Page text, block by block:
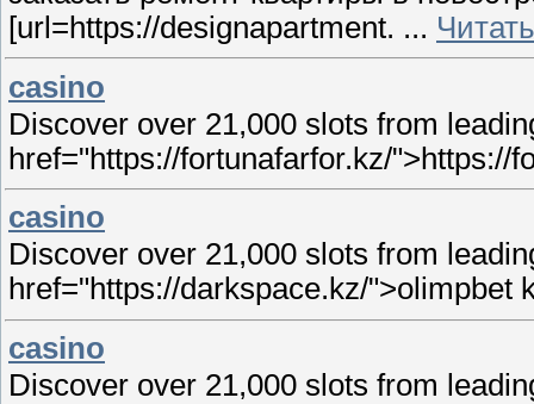
[url=https://designapartment. ...
casino
Discover over 21,000 slots from
href="https://fortunafarfor.kz/">https://
casino
Discover over 21,000 slots from
href="https://darkspace.kz/">olimpbet
casino
Discover over 21,000 slots from